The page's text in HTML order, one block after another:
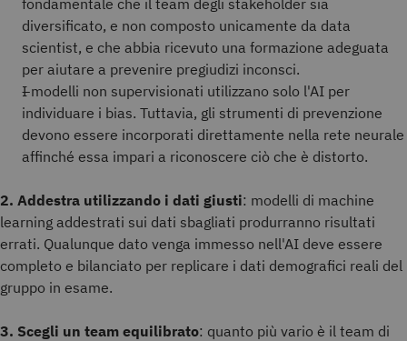
diversificato, e non composto unicamente da data
scientist, e che abbia ricevuto una formazione adeguata
per aiutare a prevenire pregiudizi inconsci.
I modelli non supervisionati utilizzano solo l'AI per
individuare i bias. Tuttavia, gli strumenti di prevenzione
devono essere incorporati direttamente nella rete neurale
affinché essa impari a riconoscere ciò che è distorto.
2. Addestra utilizzando i dati giusti: modelli di machine
learning addestrati sui dati sbagliati produrranno risultati
errati. Qualunque dato venga immesso nell'AI deve essere
completo e bilanciato per replicare i dati demografici reali del
gruppo in esame.
3. Scegli un team equilibrato: quanto più vario è il team di